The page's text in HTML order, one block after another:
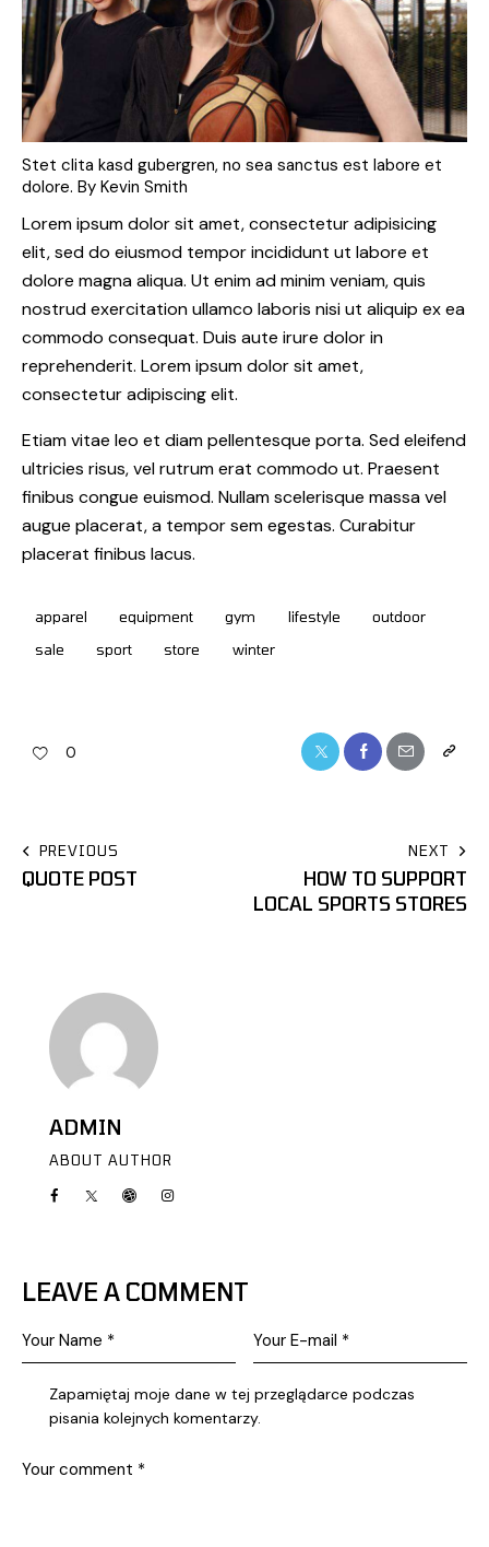
Stet clita kasd gubergren, no sea sanctus est labore et
dolore. By Kevin Smith
Lorem ipsum dolor sit amet, consectetur adipisicing
elit, sed do eiusmod tempor incididunt ut labore et
dolore magna aliqua. Ut enim ad minim veniam, quis
nostrud exercitation ullamco laboris nisi ut aliquip ex ea
commodo consequat. Duis aute irure dolor in
reprehenderit. Lorem ipsum dolor sit amet,
consectetur adipiscing elit.
Etiam vitae leo et diam pellentesque porta. Sed eleifend
ultricies risus, vel rutrum erat commodo ut. Praesent
finibus congue euismod. Nullam scelerisque massa vel
augue placerat, a tempor sem egestas. Curabitur
placerat finibus lacus.
apparel equipment gym lifestyle
outdoor
sale
sport store winter
0
PREVIOUS
QUOTE POST
NEXT
HOW TO SUPPORT
LOCAL SPORTS STORES
ADMIN
ABOUT AUTHOR
LEAVE A COMMENT
Zapamiętaj moje dane w tej przeglądarce podczas
pisania kolejnych komentarzy.